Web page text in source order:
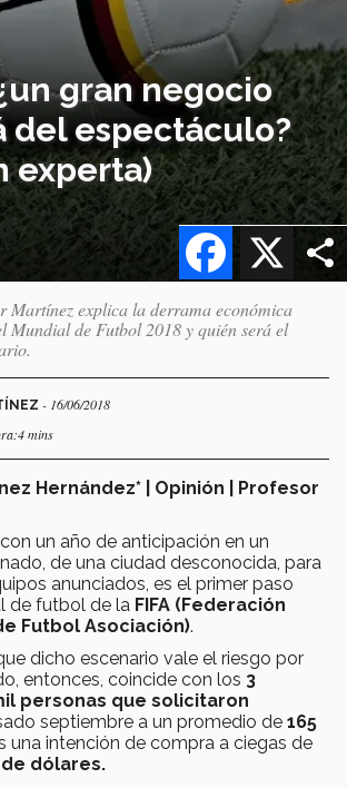
gran negocio
del espectáculo?
experta)
X
Facebook
Martínez explica la derrama económica
Mundial de Futbol 2018 y quién será el
- 16/06/2018
mins
Hernández* | Opinión | Profesor
un año de anticipación en un
de una ciudad desconocida, para
anunciados, es el primer paso
de futbol de la FIFA (Federación
Futbol Asociación).
dicho escenario vale el riesgo por
entonces, coincide con los 3
personas que solicitaron
septiembre a un promedio de 165
una intención de compra a ciegas de
dólares.